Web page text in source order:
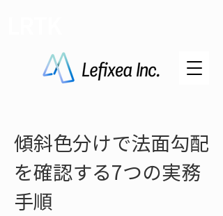
傾斜色分けで法面勾配
を確認する7つの実務
手順